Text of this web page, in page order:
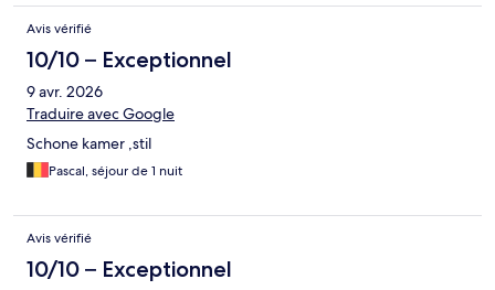
Avis vérifié
10/10 – Exceptionnel
9 avr. 2026
Traduire avec Google
Schone kamer ,stil
Pascal, séjour de 1 nuit
Avis vérifié
10/10 – Exceptionnel